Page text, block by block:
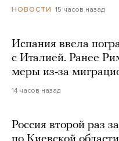
НОВОСТИ 15 часов назад
Испания ввела
с Италией. Ранее
меры из-за
14 часов назад
Россия второй раз